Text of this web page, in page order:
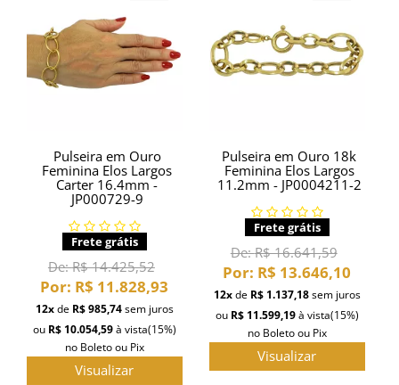
Pulseira em Ouro
Feminina Elos Largos
Carter 16.4mm -
JP000729-9
Frete grátis
De:R$ 14.425,52
Por: R$ 11.828,93
12xde R$ 985,74sem juros
ou R$ 10.054,59à vista(15%)
no Boleto ou Pix
Visualizar
Pulseira em Ouro 18k
Feminina Elos Largos
11.2mm - JP0004211-2
Frete grátis
De:R$ 16.641,59
Por: R$ 13.646,10
12xde R$ 1.137,18sem juros
ou R$ 11.599,19à vista(15%)
no Boleto ou Pix
Visualizar